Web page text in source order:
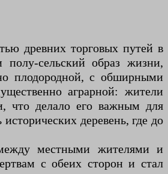
древних торговых путей в
полу-сельский образ жизни,
плодородной, с обширными
аграрной: жители
что делало его важным для
деревень, где до
местными жителями и
с обеих сторон и стал